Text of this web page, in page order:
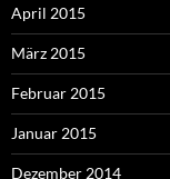
April 2015
März 2015
Februar 2015
Januar 2015
Dezember 2014